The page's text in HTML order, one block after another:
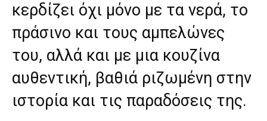
κερδίζει όχι μόνο με τα νερά, το
πράσινο και τους αμπελώνες
του, αλλά και με μια κουζίνα
αυθεντική, βαθιά ριζωμένη στην
ιστορία και τις παραδόσεις της.